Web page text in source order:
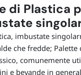
di Plastica
imbustate
che fredde; Palette
comunemente
e bevande in